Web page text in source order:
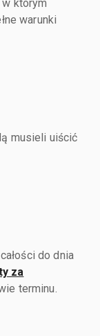
którym
warunki
musieli uiścić
do dnia
za
terminu.